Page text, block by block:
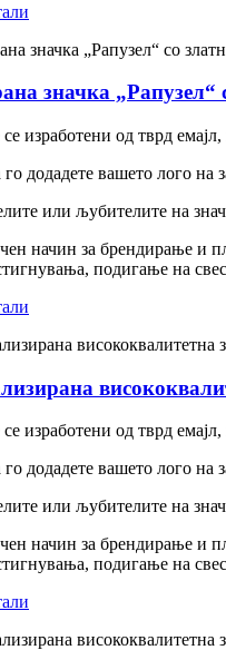
значка „Рапузел“
изработени од тврд
додадете вашето лого на
или љубителите на
начин за брендирање и
подигање на
изработени од тврд
додадете вашето лого на
или љубителите на
начин за брендирање и
подигање на